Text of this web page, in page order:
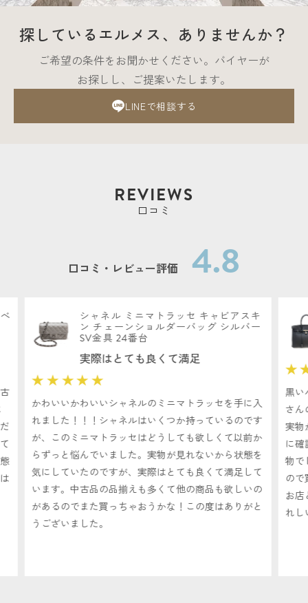
探しているエルメス、ありませんか？
ご希望の条件をお聞かせください。バイヤーが
お探しし、ご提案いたします。
LINEで相談する
REVIEWS
口コミ
口コミ・レビュー評価 4.8
シャネル ミニマトラッセ キャビアスキ
ン チェーンショルダーバッグ シルバー
SV金具 24番台
実際はとても良くて満足
★★★★★
かわいいかわいいシャネルのミニマトラッセを手に入
れました！！！シャネルはいくつか持っているのです
が、このミニマトラッセはどうしても欲しくて以前か
らずっと悩んでいました。実物が見れないから状態を
気にしていたのですが、実際はとても良くて満足して
います。中古品の品揃えも多くて他の商品も欲しいの
があるのでまた買っちゃおうかな！この度はありがと
うございました。
黒いバー
さんのバ
実物が見
に確認で
物でした
ので買え
お店と比
れしいで